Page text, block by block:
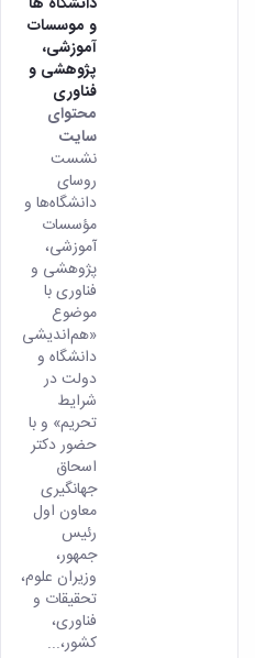
و موسسات
آموزشی،
پژوهشی و
فناوری
محتوای
سایت
نشست
روسای
دانشگاه‌ها و
مؤسسات
آموزشی،
پژوهشی و
فناوری با
موضوع
«هم‌اندیشی
دانشگاه و
دولت در
شرایط
تحریم» و با
حضور دکتر
اسحاق
جهانگیری
معاون اول
رئیس
جمهور،
وزیران علوم،
تحقیقات و
فناوری،
کشور،...